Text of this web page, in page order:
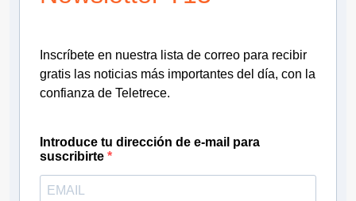
Inscríbete en nuestra lista de correo para recibir
gratis las noticias más importantes del día, con la
confianza de Teletrece.
Introduce tu dirección de e-mail para
suscribirte